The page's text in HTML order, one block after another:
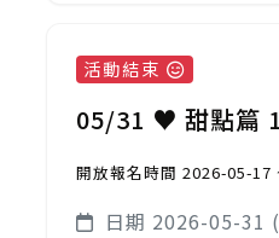
活動結束
05/31 ♥ 甜點篇
開放報名時間 2026-05-17
日期 2026-05-31